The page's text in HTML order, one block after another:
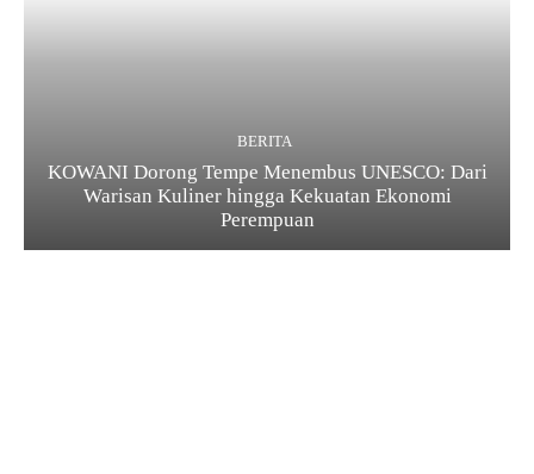
BERITA
KOWANI Dorong Tempe Menembus UNESCO: Dari
Warisan Kuliner hingga Kekuatan Ekonomi
Perempuan